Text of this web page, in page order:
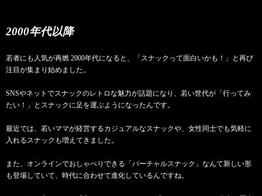
2000年代以降
若者にも人気が再燃 2000年代になると、「スナックって面白いかも！」と再び
注目が集まり始めました。
SNSやネットでスナックのレトロな魅力が話題になり、若い世代が「行ってみ
たい！」とスナックに足を運ぶようになったんです。
最近では、若いママが経営するカジュアルなスナックや、女性同士でも気軽に
入れるスナックも増えてきました。
また、オンラインでおしゃべりできる「バーチャルスナック」なんて新しい形
も登場していて、時代に合わせて進化しているんですね。